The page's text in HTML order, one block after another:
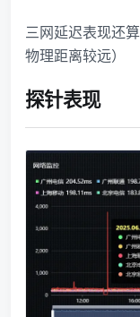
三网延迟表现还
物理距离较远）
探针表现